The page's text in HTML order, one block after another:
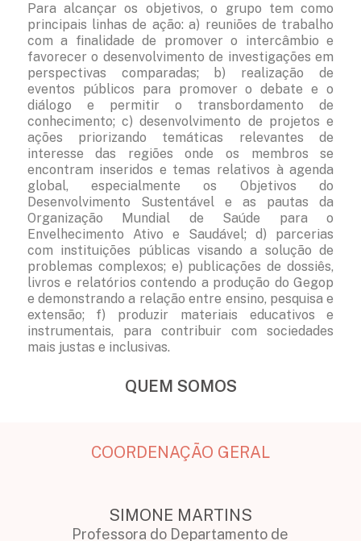
Para alcançar os objetivos, o grupo tem como
principais linhas de ação: a) reuniões de trabalho
com a finalidade de promover o intercâmbio e
favorecer o desenvolvimento de investigações em
perspectivas comparadas; b) realização de
eventos públicos para promover o debate e o
diálogo e permitir o transbordamento de
conhecimento; c) desenvolvimento de projetos e
ações priorizando temáticas relevantes de
interesse das regiões onde os membros se
encontram inseridos e temas relativos à agenda
global, especialmente os Objetivos do
Desenvolvimento Sustentável e as pautas da
Organização Mundial de Saúde para o
Envelhecimento Ativo e Saudável; d) parcerias
com instituições públicas visando a solução de
problemas complexos; e) publicações de dossiês,
livros e relatórios contendo a produção do Gegop
e demonstrando a relação entre ensino, pesquisa e
extensão; f) produzir materiais educativos e
instrumentais, para contribuir com sociedades
mais justas e inclusivas.
QUEM SOMOS
COORDENAÇÃO GERAL
SIMONE MARTINS
Professora do Departamento de